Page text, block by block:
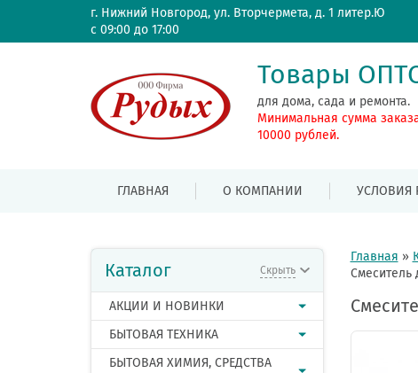
г. Нижний Новгород, ул. Вторчермета, д. 1 литер.Ю
с 09:00 до 17:00
Товары
для дома, сада и ремонта.
Минимальная сумма
10000 рублей.
ГЛАВНАЯ О КОМПАНИИ УСЛОВИЯ
Каталог Скрыть
АКЦИИ И НОВИНКИ
БЫТОВАЯ ТЕХНИКА
БЫТОВАЯ ХИМИЯ, СРЕДСТВА
Главная »
Смеситель